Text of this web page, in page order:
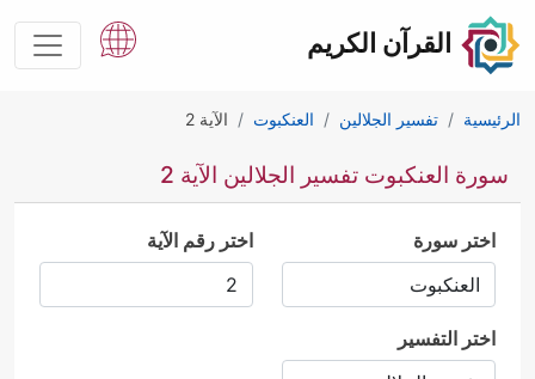
القرآن الكريم
الرئيسية تفسير الجلالين العنكبوت الآية 2
سورة العنكبوت تفسير الجلالين الآية 2
اختر سورة اختر رقم الآية
اختر التفسير